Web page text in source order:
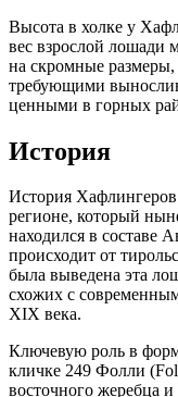
Высота в холке у
вес взрослой лошади
на скромные размеры,
требующими
ценными в горных
История
История
регионе, который
находился в составе
происходит от
была выведена эта
схожих с
XIX века.
Ключевую роль в
кличке 249 Фолли
восточного жеребца